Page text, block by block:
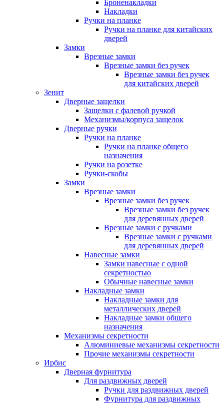
Броненакладки
Накладки
Ручки на планке
Ручки на планке для китайских
дверей
Замки
Врезные замки
Врезные замки без ручек
Врезные замки без ручек
для китайских дверей
Зенит
Дверные защелки
Защелки с фалевой ручкой
Механизмы/корпуса защелок
Дверные ручки
Ручки на планке
Ручки на планке общего
назначения
Ручки на розетке
Ручки-скобы
Замки
Врезные замки
Врезные замки без ручек
Врезные замки без ручек
для деревянных дверей
Врезные замки с ручками
Врезные замки с ручками
для деревянных дверей
Навесные замки
Замки навесные с одной
секретностью
Обычные навесные замки
Накладные замки
Накладные замки для
металлических дверей
Накладные замки общего
назначения
Механизмы секретности
Алюминиевые механизмы секретности
Прочие механизмы секретности
Ирбис
Дверная фурнитура
Для раздвижных дверей
Ручки для раздвижных дверей
Фурнитура для раздвижных